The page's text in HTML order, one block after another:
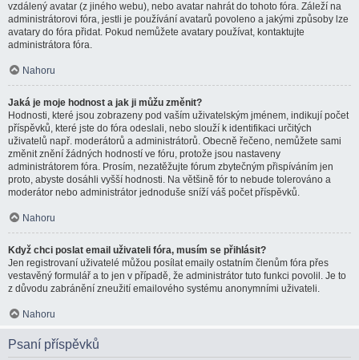
vzdálený avatar (z jiného webu), nebo avatar nahrát do tohoto fóra. Záleží na
administrátorovi fóra, jestli je používání avatarů povoleno a jakými způsoby lze
avatary do fóra přidat. Pokud nemůžete avatary používat, kontaktujte
administrátora fóra.
Nahoru
Jaká je moje hodnost a jak ji můžu změnit?
Hodnosti, které jsou zobrazeny pod vaším uživatelským jménem, indikují počet
příspěvků, které jste do fóra odeslali, nebo slouží k identifikaci určitých
uživatelů např. moderátorů a administrátorů. Obecně řečeno, nemůžete sami
změnit znění žádných hodností ve fóru, protože jsou nastaveny
administrátorem fóra. Prosím, nezatěžujte fórum zbytečným přispíváním jen
proto, abyste dosáhli vyšší hodnosti. Na většině fór to nebude tolerováno a
moderátor nebo administrátor jednoduše sníží váš počet příspěvků.
Nahoru
Když chci poslat email uživateli fóra, musím se přihlásit?
Jen registrovaní uživatelé můžou posílat emaily ostatním členům fóra přes
vestavěný formulář a to jen v případě, že administrátor tuto funkci povolil. Je to
z důvodu zabránění zneužití emailového systému anonymními uživateli.
Nahoru
Psaní příspěvků